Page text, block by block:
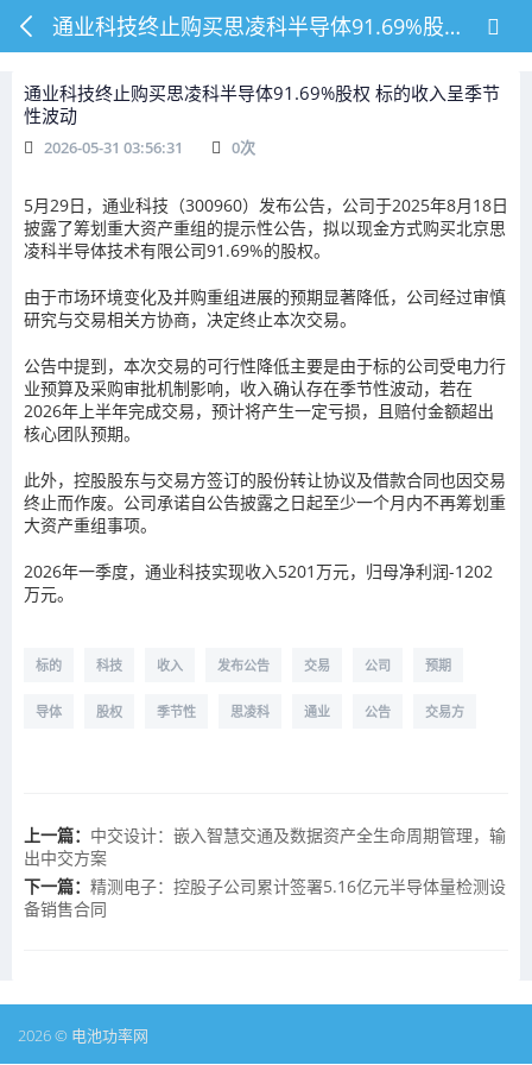
通业科技终止购买思凌科半导体91.69%股权 标的收入呈季节性波动
通业科技终止购买思凌科半导体91.69%股权 标的收入呈季节
性波动
2026-05-31 03:56:31 0次
5月29日，通业科技（300960）发布公告，公司于2025年8月18日
披露了筹划重大资产重组的提示性公告，拟以现金方式购买北京思
凌科半导体技术有限公司91.69%的股权。
由于市场环境变化及并购重组进展的预期显著降低，公司经过审慎
研究与交易相关方协商，决定终止本次交易。
公告中提到，本次交易的可行性降低主要是由于标的公司受电力行
业预算及采购审批机制影响，收入确认存在季节性波动，若在
2026年上半年完成交易，预计将产生一定亏损，且赔付金额超出
核心团队预期。
此外，控股股东与交易方签订的股份转让协议及借款合同也因交易
终止而作废。公司承诺自公告披露之日起至少一个月内不再筹划重
大资产重组事项。
2026年一季度，通业科技实现收入5201万元，归母净利润-1202
万元。
标的 科技 收入 发布公告 交易 公司 预期
导体 股权 季节性 思凌科 通业 公告 交易方
上一篇： 中交设计：嵌入智慧交通及数据资产全生命周期管理，输
出中交方案
下一篇： 精测电子：控股子公司累计签署5.16亿元半导体量检测设
备销售合同
2026 © 电池功率网